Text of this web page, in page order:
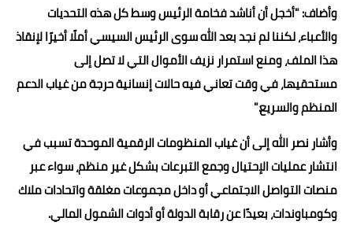
وأضاف: "أخجل أن أناشد فخامة الرئيس وسط كل هذه التحديات
والأعباء، لكننا لم نجد بعد الله سوى الرئيس السيسي أملًا أخيرًا لإنقاذ
هذا الملف، ومنع استمرار نزيف الأموال التي لا تصل إلى
مستحقيها، في وقت تعاني فيه حالات إنسانية حرجة من غياب الدعم
المنظم والسريع."
وأشار نصر الله إلى أن غياب المنظومات الرقمية الموحدة تسبب في
انتشار عمليات الإحتيال وجمع التبرعات بشكل غير منظم، سواء عبر
منصات التواصل الاجتماعي أو داخل مجموعات مغلقة واتحادات ملاك
وكومباوندات، بعيدًا عن رقابة الدولة أو أدوات الشمول المالي.